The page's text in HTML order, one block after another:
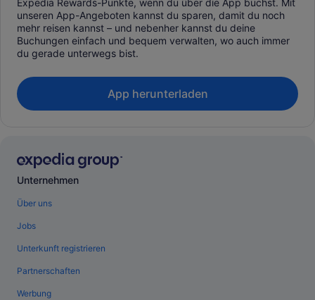
unseren App-Angeboten kannst du sparen, damit du noch
mehr reisen kannst – und nebenher kannst du deine
Buchungen einfach und bequem verwalten, wo auch immer
du gerade unterwegs bist.
App herunterladen
Unternehmen
Über uns
Jobs
Unterkunft registrieren
Partnerschaften
Werbung